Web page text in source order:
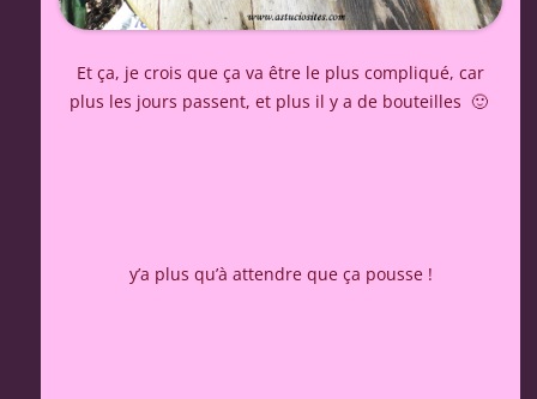
Et ça, je crois que ça va être le plus compliqué, car
plus les jours passent, et plus il y a de bouteilles 🙂
y’a plus qu’à attendre que ça pousse !